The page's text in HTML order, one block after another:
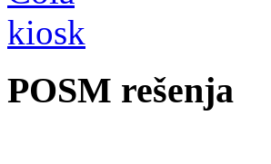
POSM rešenja